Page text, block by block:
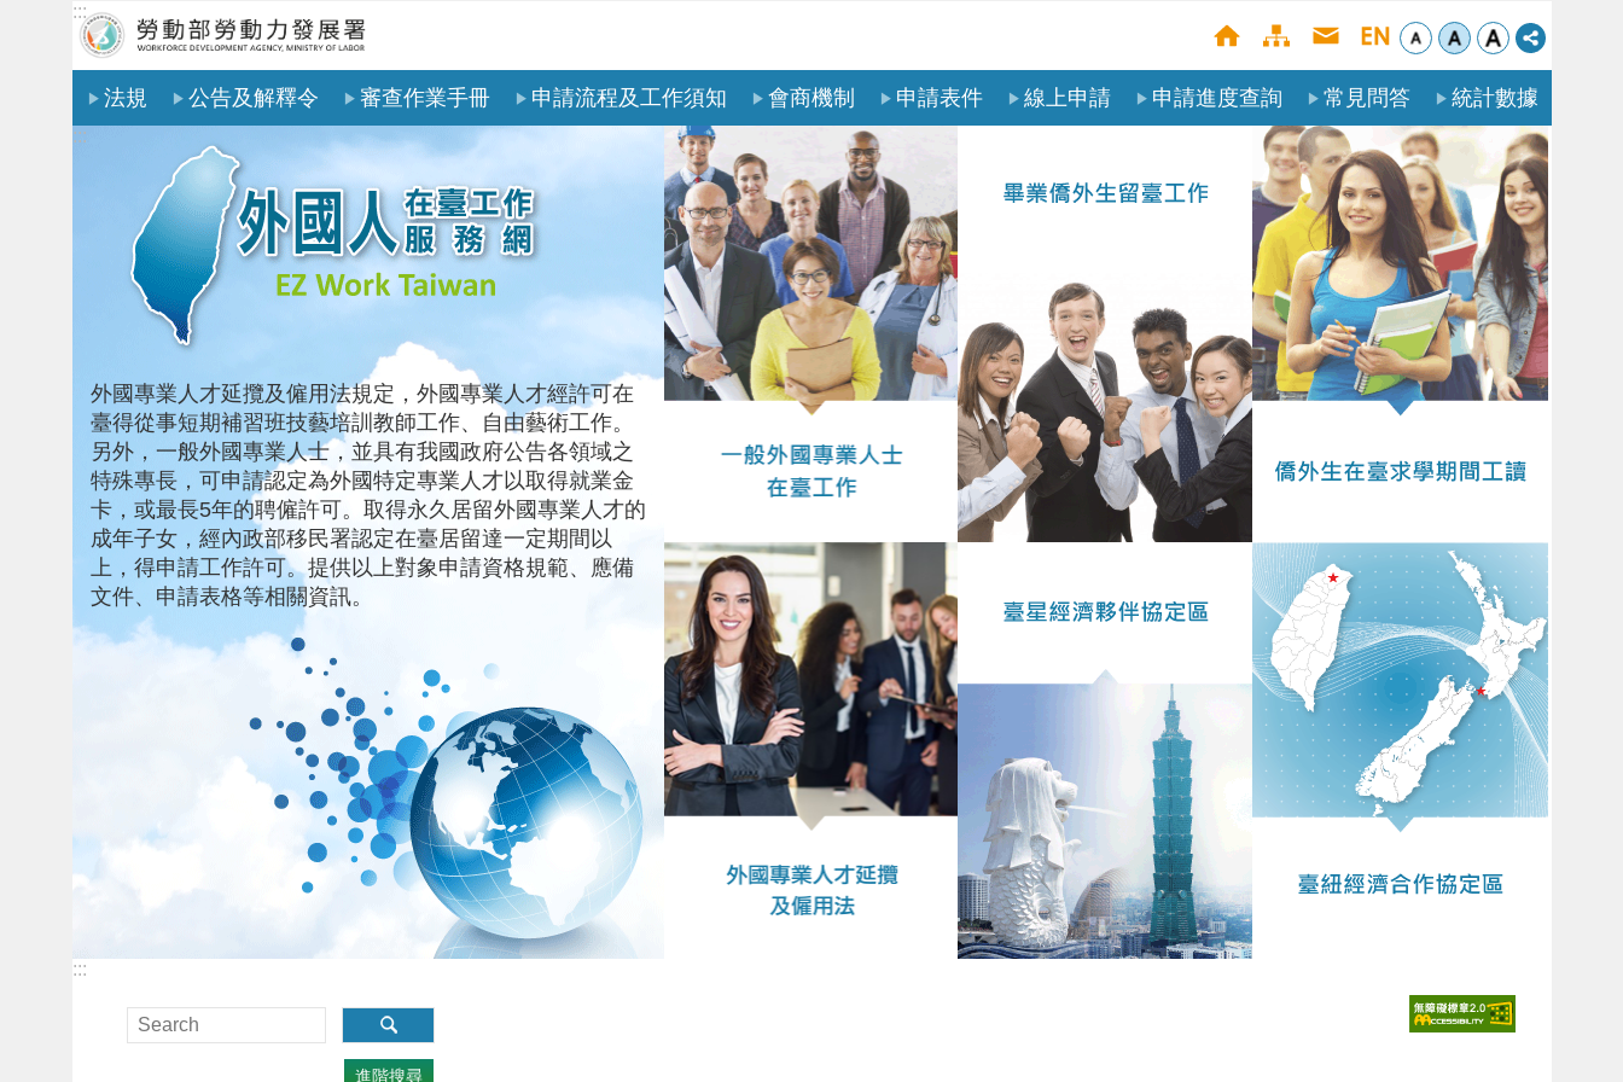
跳到主要內容區塊
:::
法規 公告及解釋令 審查作業手冊 申請流程及工作須知 會商機制 申請表件 線上申請 申請進度查詢 常見問答 統計數據
:::
外國專業人才延攬及僱用法規定，外國專業人才經許可在
臺得從事短期補習班技藝培訓教師工作、自由藝術工作。
另外，一般外國專業人士，並具有我國政府公告各領域之
特殊專長，可申請認定為外國特定專業人才以取得就業金
卡，或最長5年的聘僱許可。取得永久居留外國專業人才的
成年子女，經內政部移民署認定在臺居留達一定期間以
上，得申請工作許可。提供以上對象申請資格規範、應備
文件、申請表格等相關資訊。
:::
進階搜尋